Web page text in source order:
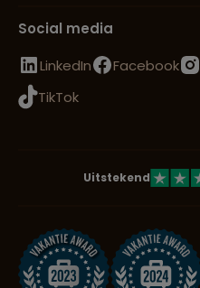
Social media
LinkedIn
Facebook
TikTok
Uitstekend